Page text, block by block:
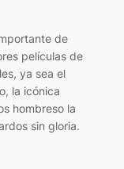
de
películas de
ya sea el
la icónica
hombreso la
sin gloria.